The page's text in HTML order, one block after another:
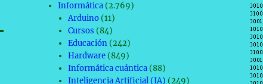
Informática (2.769)
Arduino(11)
Cursos (84)
Educación(242)
Hardware(849)
Informática cuántica(88)
Inteligencia Artificial (IA) (249)